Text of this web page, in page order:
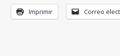
Imprimir Correo